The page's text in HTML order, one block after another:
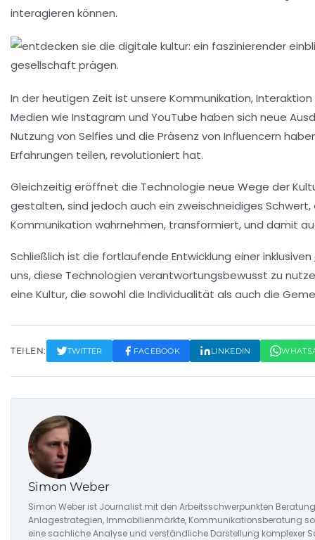
interagieren können.
In der heutigen Zeit ist unsere Kommunikation,
Medien wie Instagram und YouTube haben sich neue
Nutzung von Selfies und die Präsenz von Influencern
Erfahrungen teilen, revolutioniert hat.
Gleichzeitig eröffnet die Technologie neue Wege der
gestalten, sind jedoch auch ein zweischneidiges
Kommunikation wahrnehmen, transformiert, und damit
Schließlich ist die fortlaufende Entwicklung einer inklusiven
uns, diese Technologien verantwortungsbewusst zu
eine Kultur, die sowohl die Individualität als auch die
TEILEN: TWITTER FACEBOOK LINKEDIN
Simon Weber
Simon Weber ist Journalist mit den Arbeitsschwerpunkten
Anlagestrategien, Immobilienmärkte, Kommunikationsberatung
eine sachliche Analyse und verständliche Darstellung komplexer